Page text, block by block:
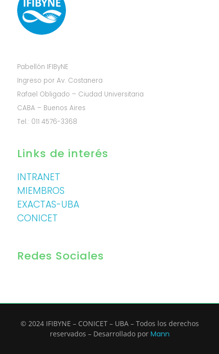
Pabellón IFIByNE
Ingreso por Av. Costanera
Rafael Obligado – Ciudad Universitaria
CABA – Buenos Aires
Tel.: 011 4576-3368
Links de interés
INTRANET
MIEMBROS
EXACTAS-UBA
CONICET
Redes Sociales
© 2024 IFIBYNE – CONICET – UBA – Todos los derechos
reservados – Desarrollado por Mann